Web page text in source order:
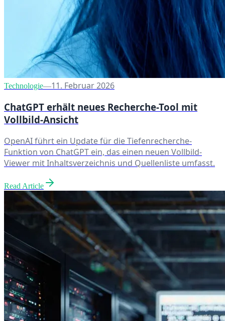
Technologie—11. Februar 2026
ChatGPT erhält neues Recherche-Tool mit
Vollbild-Ansicht
OpenAI führt ein Update für die Tiefenrecherche-
Funktion von ChatGPT ein, das einen neuen Vollbild-
Viewer mit Inhaltsverzeichnis und Quellenliste umfasst.
Read Article